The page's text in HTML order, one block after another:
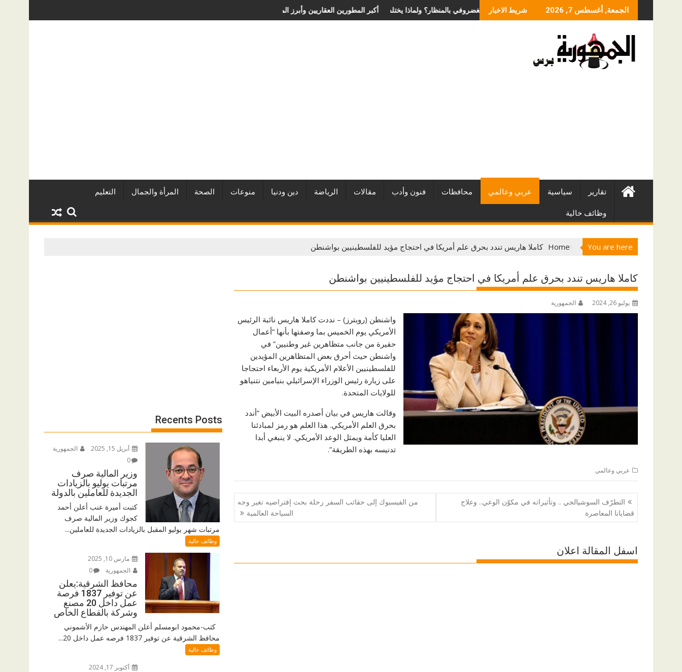
to
الجمعة, أغسطس 7, 2026 شريط الاخبار أفضل شركات التطوير العقاري في مصر من URE | أكبر المطورين العقاريين وأبرز المشروعاتما الذي يحدد سعر عملية الانزلاق الغضروفي بالمنظار؟ ولماذا يختلف من مريض لآخر؟
تقارير سياسية عربي وعالمي محافظات فنون وأدب مقالات الرياضة دين ودنيا منوعات الصحة المرأة والجمال التعليم
وظائف خالية
You are here
Home كاملا هاريس تندد بحرق علم أمريكا في احتجاج مؤيد للفلسطينيين بواشنطن
كاملا هاريس تندد بحرق علم أمريكا في احتجاج مؤيد للفلسطينيين بواشنطن
يوليو 26, 2024 الجمهورية
واشنطن (رويترز) – نددت كاملا هاريس نائبة الرئيس
الأمريكي يوم الخميس بما وصفتها بأنها “أعمال
حقيرة من جانب متظاهرين غير وطنيين” في
واشنطن حيث أحرق بعض المتظاهرين المؤيدين
للفلسطينيين الأعلام الأمريكية يوم الأربعاء احتجاجا
على زيارة رئيس الوزراء الإسرائيلي بنيامين نتنياهو
للولايات المتحدة.
وقالت هاريس في بيان أصدره البيت الأبيض “أندد
بحرق العلم الأمريكي. هذا العلم هو رمز لمبادئنا
العليا كأمة ويمثل الوعد الأمريكي. لا ينبغي أبدا
تدنيسه بهذه الطريقة”.
عربي وعالمي
تصفّح
المقالات
التطرّف السوشيالجي .. وتأثيراته في مكوّن الوعي.. وعلاج
قضايانا المعاصرة
من الفيسبوك إلى حقائب السفر رحلة بحث إفتراضيه تغير وجه
السياحة العالمية
اسفل المقالة اعلان
Recents Posts
أبريل 15, 2025
الجمهورية
0
وزير المالية صرف
مرتبات يوليو بالزيادات
الجديدة للعاملين بالدولة
كتبت أميرة عنب أعلن أحمد
كجوك وزير المالية صرف
مرتبات شهر يوليو المقبل بالزيادات الجديدة للعاملين...
وظائف خالية
مارس 10, 2025
الجمهورية
0
محافظ الشرقية:يعلن
عن توفير 1837 فرصة
عمل داخل 20 مصنع
وشركة بالقطاع الخاص
كتب-محمود ابومسلم أعلن المهندس حازم الأشموني
محافظ الشرقية عن توفير 1837 فرصه عمل داخل 20...
وظائف خالية
أكتوبر 17, 2024